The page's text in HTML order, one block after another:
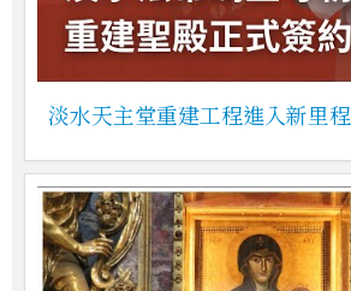
淡水天主堂重建工程進入新里程